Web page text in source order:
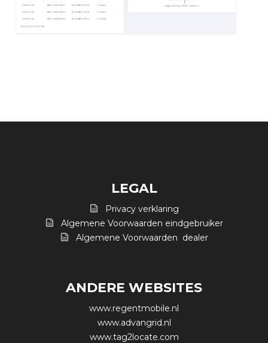
LEGAL
Privacy verklaring
Algemene Voorwaarden eindgebruiker
Algemene Voorwaarden dealer
ANDERE WEBSITES
www.regentmobile.nl
www.advangrid.nl
www.tag2locate.com